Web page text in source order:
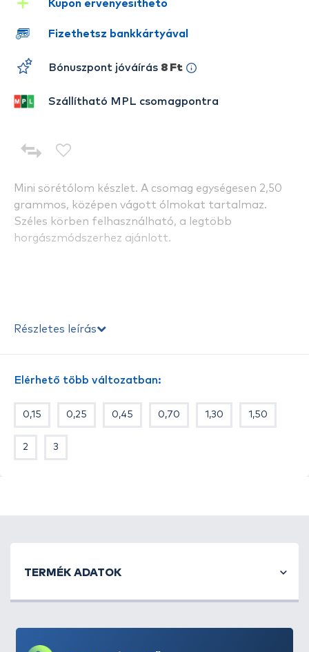
Mini sörétólom készlet. A csomag egységesen 2,50
grammos, középen vágott ólmokat tartalmaz.
Széles körben felhasználható, a legtöbb
horgászmódszerhez ajánlott.
Részletes leírás
Elérhető több változatban:
0,15 0,25 0,45 0,70 1,30 1,50
2 3
Kupon érvényesíthető
Fizethetsz bankkártyával
Bónuszpont jóváírás 8 Ft
Szállítható MPL csomagpontra
TERMÉK ADATOK